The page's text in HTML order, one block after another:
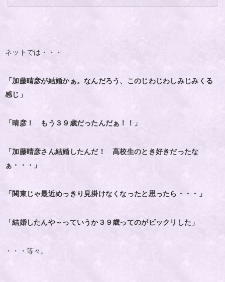
ネットでは・・・
「加藤晴彦が結婚かぁ。なんだろう、このじわじわしみじみくる
感じ」
「晴彦！ もう３９歳だったんだぁ！！」
「加藤晴彦さん結婚したんだ！ 高校生のとき好きだったな
ぁ・・・」
「関東じゃ最近めっきり見掛けなくなったと思ったら・・・」
「結婚したんや～っていうか３９歳ってのがビックリした」
・・・等々。